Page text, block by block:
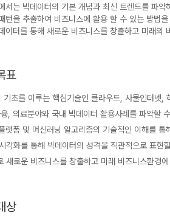
서는 빅데이터의 기본 개념과 최신 트렌드를 파
턴을 추출하여 비즈니스에 활용 할 수 있는 방법
이터를 통해 새로운 비즈니스를 창출하고 미래의
표
기초를 이루는 핵심기술인 클라우드, 사물인터넷,
, 의료분야와 국내 빅데이터 활용사례를 파악할
랫폼 및 머신러닝 알고리즘의 기술적인 이해를 통
각화를 통해 빅데이터의 성격을 직관적으로 표현
새로운 비즈니스를 창출하고 미래 비즈니스환경
상